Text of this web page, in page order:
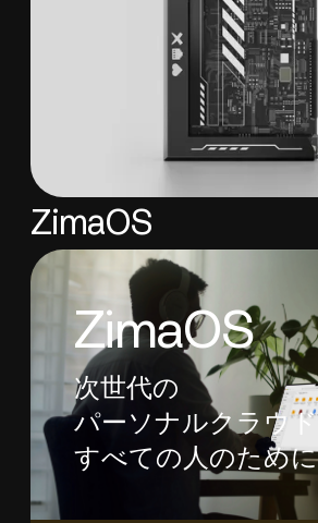
ZimaOS
ZimaOS
次世代の
パーソナルクラウ
すべての人のため